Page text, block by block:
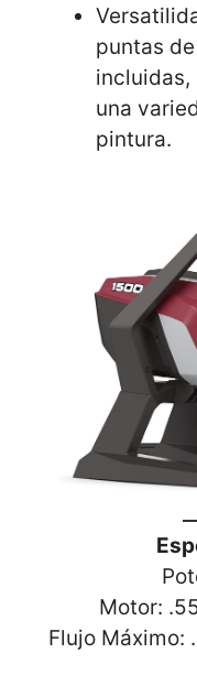
puntas
incluidas,
una
pintura.
Motor:
Flujo Máximo: